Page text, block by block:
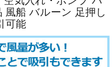
風船 バルーン 足押し
可能